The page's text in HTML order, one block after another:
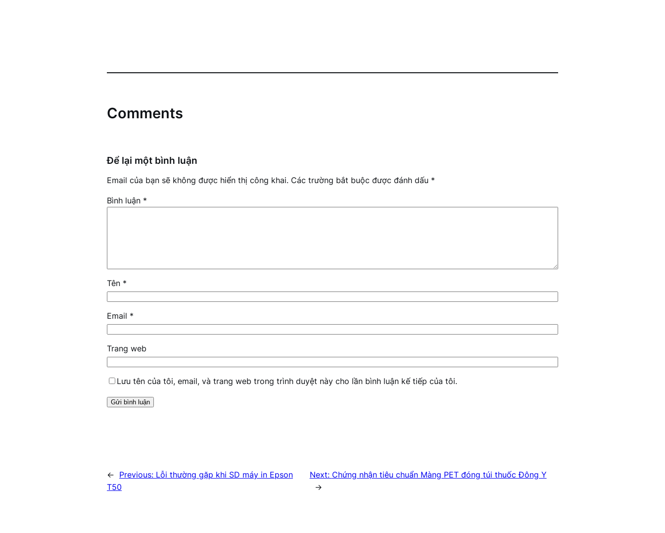
Comments
Để lại một bình luận
Email của bạn sẽ không được hiển thị công khai. Các trường bắt buộc được đánh dấu *
Bình luận *
Tên *
Email *
Trang web
Lưu tên của tôi, email, và trang web trong trình duyệt này cho lần bình luận kế tiếp của tôi.
← Previous: Lỗi thường gặp khi SD máy in Epson
T50
Next: Chứng nhận tiêu chuẩn Màng PET đóng túi thuốc Đông Y
→